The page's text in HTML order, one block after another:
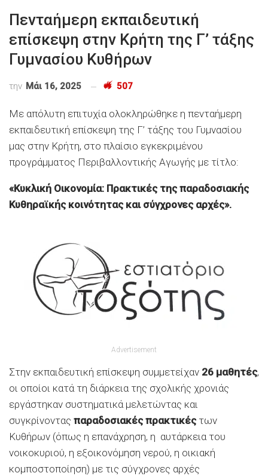
Πενταήμερη εκπαιδευτική
επίσκεψη στην Κρήτη της Γ’ τάξης
Γυμνασίου Κυθήρων
την Μάι 16, 2025 507
Με απόλυτη επιτυχία ολοκληρώθηκε η πενταήμερη
εκπαιδευτική επίσκεψη της Γ’ τάξης του Γυμνασίου
μας στην Κρήτη, στο πλαίσιο εγκεκριμένου
προγράμματος Περιβαλλοντικής Αγωγής με τίτλο:
«Κυκλική Οικονομία: Πρακτικές της παραδοσιακής
Κυθηραϊκής κοινότητας και σύγχρονες αρχές».
Advertisement
Στην εκπαιδευτική επίσκεψη συμμετείχαν 26 μαθητές,
οι οποίοι κατά τη διάρκεια της σχολικής χρονιάς
εργάστηκαν συστηματικά μελετώντας και
συγκρίνοντας παραδοσιακές πρακτικέςτων
Κυθήρων (όπως η επανάχρηση, η αυτάρκεια του
νοικοκυριού, η εξοικονόμηση νερού, η οικιακή
κομποστοποίηση) με τις σύγχρονες αρχές